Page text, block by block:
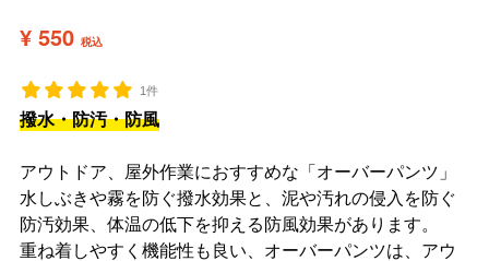
¥ 550 税込
1件
撥水・防汚・防風
アウトドア、屋外作業におすすめな「オーバーパンツ」
水しぶきや霧を防ぐ撥水効果と、泥や汚れの侵入を防ぐ
防汚効果、体温の低下を抑える防風効果があります。
重ね着しやすく機能性も良い、オーバーパンツは、アウ